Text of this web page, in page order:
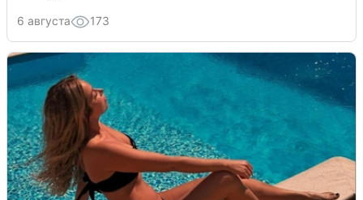
6 августа 173